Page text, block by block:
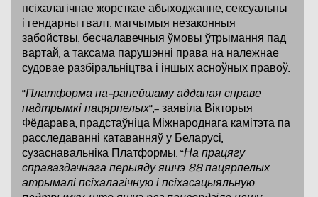
псіхалагічнае жорсткае абыходжанне, сексуальны
і гендарны гвалт, магчымыя незаконныя
забойствы, бесчалавечныя ўмовы ўтрымання пад
вартай, а таксама парушэнні права на належнае
судовае разбіральніцтва і іншых асноўных правоў.
“Платформа па-ранейшаму адданая справе
падтрымкі пацярпелых“,- заявіла Вікторыя
Фёдарава, прадстаўніца Міжнароднага камітэта па
расследаванні катаванняў у Беларусі,
сузаснавальніка Платформы. “На працягу
справаздачнага перыяду яшчэ 88 пацярпелых
атрымалі псіхалагічную і псіхасацыяльную